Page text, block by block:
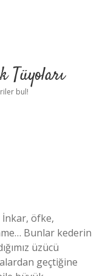
Tüyoları
bul!
İnkar, öfke,
Bunlar kederin
üzücü
geçtiğine